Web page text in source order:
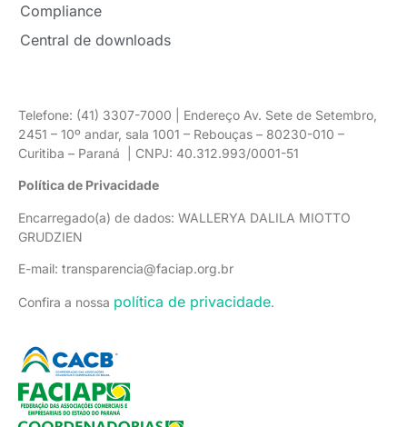
Compliance
Central de downloads
Telefone: (41) 3307-7000 | Endereço Av. Sete de Setembro,
2451 – 10º andar, sala 1001 – Rebouças – 80230-010 –
Curitiba – Paraná | CNPJ: 40.312.993/0001-51
Política de Privacidade
Encarregado(a) de dados: WALLERYA DALILA MIOTTO
GRUDZIEN
E-mail: transparencia@faciap.org.br
Confira a nossa política de privacidade.